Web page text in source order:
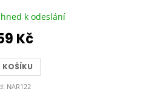
k odeslání
Kč
KOŠÍKU
NAR122